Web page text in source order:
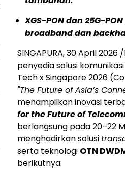
XGS-PON dan 25G-
broadband dan
SINGAPURA, 30 April
penyedia solusi
Tech x Singapore 2026
"The Future of Asia’s
menampilkan inovasi
for the Future of
berlangsung pada 20–22
menghadirkan solusi
serta teknologi OTN
berikutnya.